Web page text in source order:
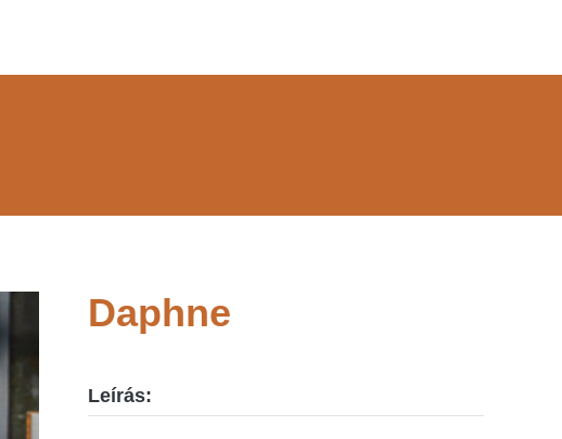
Daphne
Leírás: